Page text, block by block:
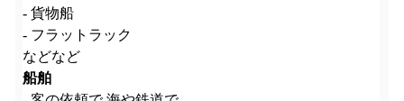
- 貨物船
- フラットラック
などなど
船舶